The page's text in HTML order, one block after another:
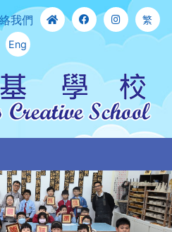
我們 繁
Eng